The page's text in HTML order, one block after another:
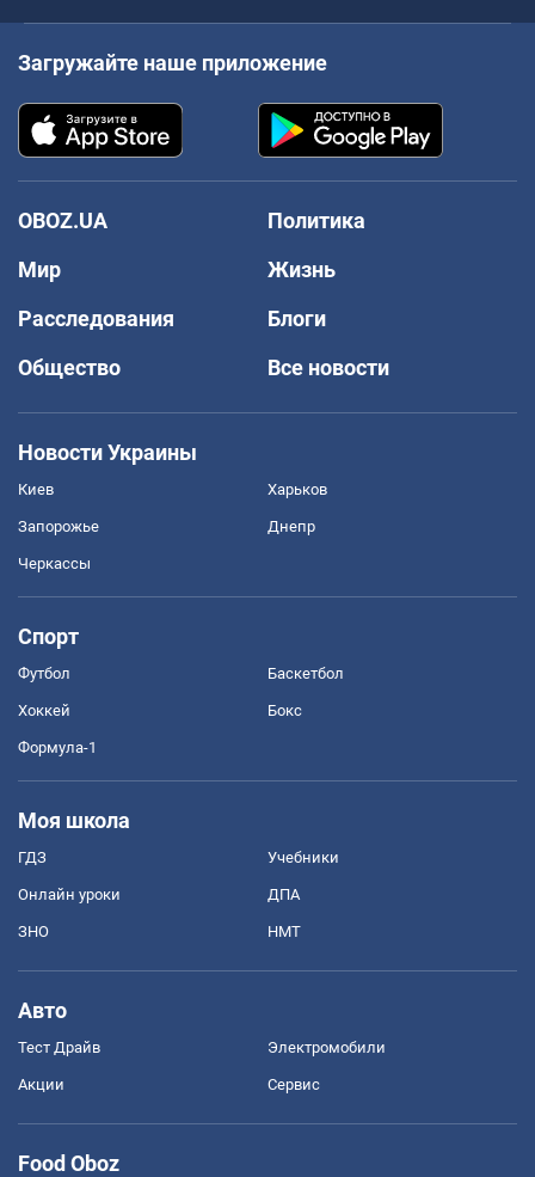
Загружайте наше приложение
OBOZ.UA
Политика
Мир
Жизнь
Расследования
Блоги
Общество
Все новости
Новости Украины
Киев Харьков
Запорожье Днепр
Черкассы
Спорт
Футбол Баскетбол
Хоккей Бокс
Формула-1
Моя школа
ГДЗ Учебники
Онлайн уроки ДПА
ЗНО НМТ
Авто
Тест Драйв Электромобили
Акции Сервис
Food Oboz